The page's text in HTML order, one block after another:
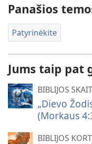
Panašios
Patyrinėkite
Jums taip pat
BIBLIJOS
„Dievo
(Morkaus
BIBLIJOS